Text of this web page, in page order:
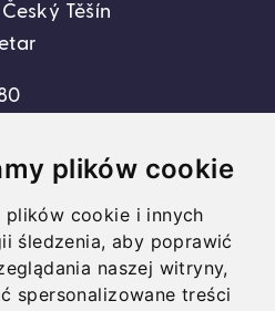
plików cookie
plików cookie i innych
śledzenia, aby poprawić
naszej witryny,
spersonalizowane treści
Těšín
InstagramYouTube